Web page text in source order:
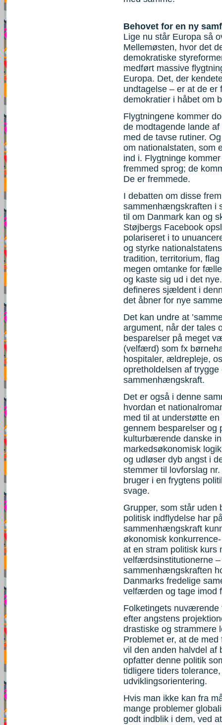
Behovet for en ny
Lige nu står Europa så
Mellemøsten, hvor det
demokratiske
medført massive
Europa. Det, der
undtagelse – er at de
demokratier i håbet om
Flygtningene kommer
de modtagende lande
med de tavse rutiner.
om nationalstaten, som
ind i. Flygtninge
fremmed sprog; de
De er fremmede.
I debatten om disse
sammenhængskraften i
til om Danmark kan og
Støjbergs Facebook
polariseret i to
og styrke
tradition, territorium,
megen omtanke for
og kaste sig ud i det
defineres sjældent i
det åbner for nye
Det kan undre at
argument, når der tales
besparelser på meget
(velfærd) som fx
hospitaler, ældrepleje,
opretholdelsen af
sammenhængskraft.
Det er også i denne
hvordan et
med til at understøtte
gennem besparelser og
kulturbærende danske
markedsøkonomisk
og udløser dyb angst i
stemmer til lovforslag
bruger i en frygtens
svage.
Grupper, som står uden
politisk indflydelse har
sammenhængskraft
økonomisk
at en stram politisk
velfærdsinstitutionerne
sammenhængskraften
Danmarks fredelige
velfærden og tage imod
Folketingets
efter angstens
drastiske og strammere
Problemet er, at de
vil den anden halvdel af
opfatter denne politik
tidligere tiders
udviklingsorientering.
Hvis man ikke kan fra
mange problemer
godt indblik i dem, ved